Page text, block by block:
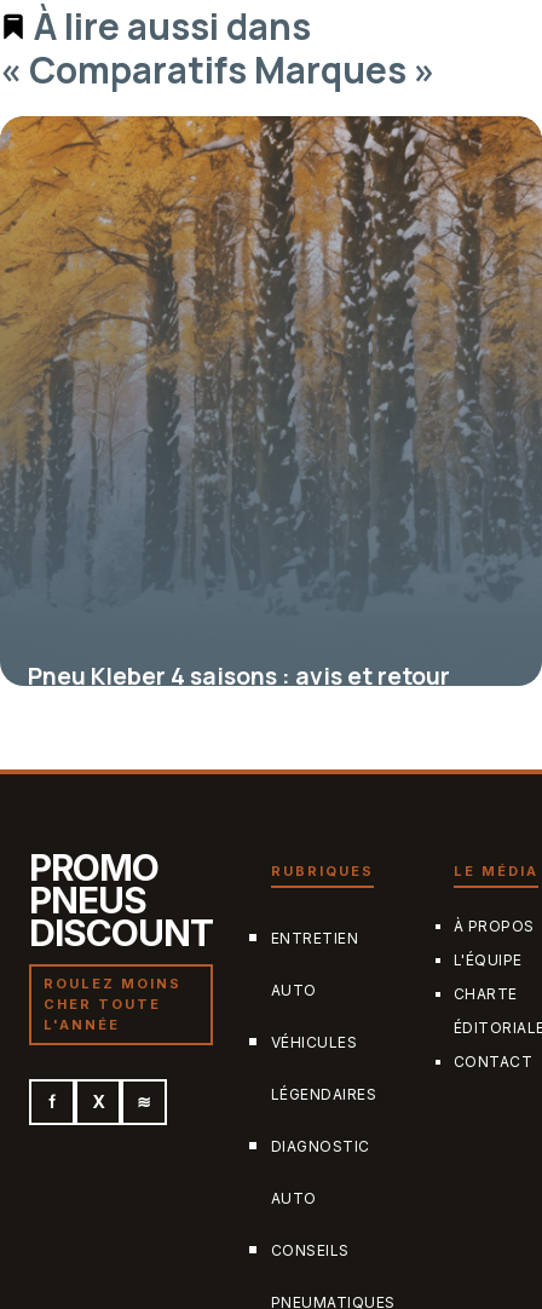
À lire aussi dans
« Comparatifs Marques »
Pneu Kleber 4 saisons : avis et retour
PROMO
PNEUS
DISCOUNT
ROULEZ MOINS
CHER TOUTE
L'ANNÉE
f X ≋
RUBRIQUES
ENTRETIEN
AUTO
VÉHICULES
LÉGENDAIRES
DIAGNOSTIC
AUTO
CONSEILS
PNEUMATIQUES
LE MÉDIA
À PROPOS
L'ÉQUIPE
CHARTE
CONTACT